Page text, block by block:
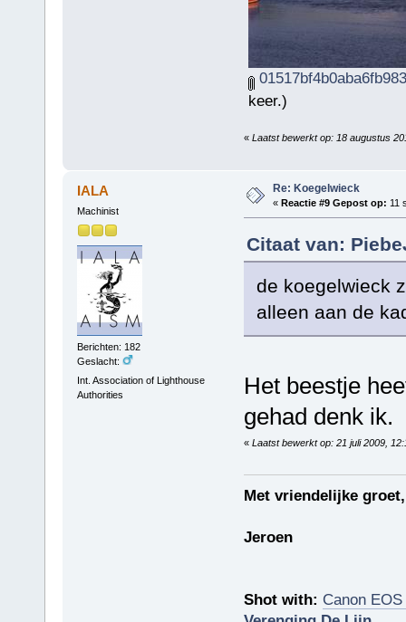
keer.)
« Laatst bewerkt op: 18 augustus
IALA
Machinist
Berichten: 182
Geslacht:
Int. Association of Lighthouse
Authorities
Re: Koegelwieck
« Reactie #9 Gepost op: 11
Citaat van:
de koegelwieck
alleen aan de
Het beestje
gehad denk ik.
« Laatst bewerkt op: 21 juli 2009,
Met vriendelijke groet,
Jeroen
Shot with: Canon